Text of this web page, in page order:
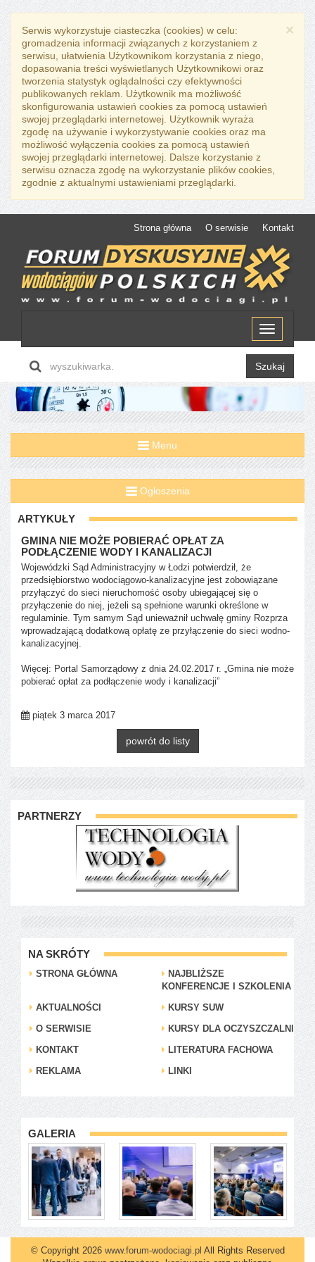
×
Serwis wykorzystuje ciasteczka (cookies) w celu:
gromadzenia informacji związanych z korzystaniem z
serwisu, ułatwienia Użytkownikom korzystania z niego,
dopasowania treści wyświetlanych Użytkownikowi oraz
tworzenia statystyk oglądalności czy efektywności
publikowanych reklam. Użytkownik ma możliwość
skonfigurowania ustawień cookies za pomocą ustawień
swojej przeglądarki internetowej. Użytkownik wyraża
zgodę na używanie i wykorzystywanie cookies oraz ma
możliwość wyłączenia cookies za pomocą ustawień
swojej przeglądarki internetowej. Dalsze korzystanie z
serwisu oznacza zgodę na wykorzystanie plików cookies,
zgodnie z aktualnymi ustawieniami przeglądarki.
Strona główna O serwisie Kontakt
Menu
Szukaj
Menu
Ogłoszenia
ARTYKUŁY
GMINA NIE MOŻE POBIERAĆ OPŁAT ZA
PODŁĄCZENIE WODY I KANALIZACJI
Wojewódzki Sąd Administracyjny w Łodzi potwierdził, że
przedsiębiorstwo wodociągowo-kanalizacyjne jest zobowiązane
przyłączyć do sieci nieruchomość osoby ubiegającej się o
przyłączenie do niej, jeżeli są spełnione warunki określone w
regulaminie. Tym samym Sąd unieważnił uchwałę gminy Rozprza
wprowadzającą dodatkową opłatę ze przyłączenie do sieci wodno-
kanalizacyjnej.
Więcej: Portal Samorządowy z dnia 24.02.2017 r. „Gmina nie może
pobierać opłat za podłączenie wody i kanalizacji”
piątek 3 marca 2017
powrót do listy
PARTNERZY
NA SKRÓTY
STRONA GŁÓWNA
NAJBLIŻSZE
KONFERENCJE I SZKOLENIA
AKTUALNOŚCI
KURSY SUW
O SERWISIE
KURSY DLA OCZYSZCZALNI
KONTAKT
LITERATURA FACHOWA
REKLAMA
LINKI
GALERIA
© Copyright 2026 www.forum-wodociagi.pl All Rights Reserved